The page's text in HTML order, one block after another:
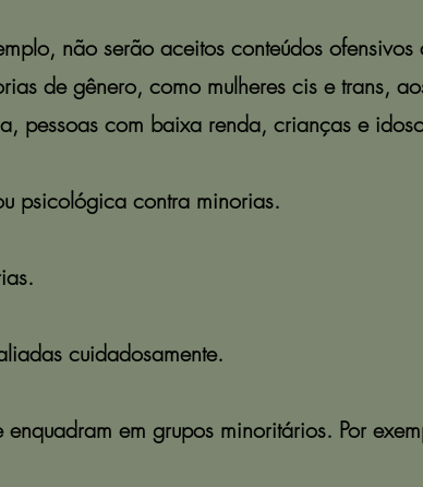
não serão aceitos conteúdos ofensivos
de gênero, como mulheres cis e trans,
pessoas com baixa renda, crianças e
psicológica contra minorias.
cuidadosamente.
em grupos minoritários. Por